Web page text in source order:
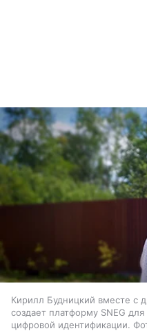
Кирилл Будницкий вместе с
создает платформу SNEG
цифровой идентификации.